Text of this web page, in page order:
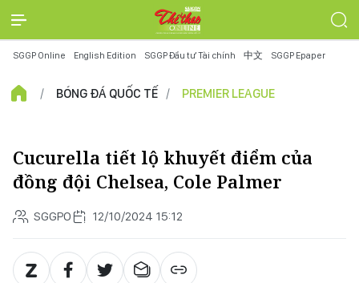
SGGP Online English Edition SGGP Đầu tư Tài chính 中文 SGGP Epaper
BÓNG ĐÁ QUỐC TẾ PREMIER LEAGUE
Cucurella tiết lộ khuyết điểm của
đồng đội Chelsea, Cole Palmer
SGGPO 12/10/2024 15:12